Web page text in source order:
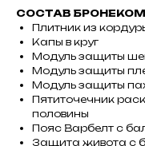
СОСТАВ
Плитник из
Капы в круг
Модуль защиты
Модуль защиты
Модуль защиты
Пятиточечник
половины
Пояс Варбелт с
Защита живота с